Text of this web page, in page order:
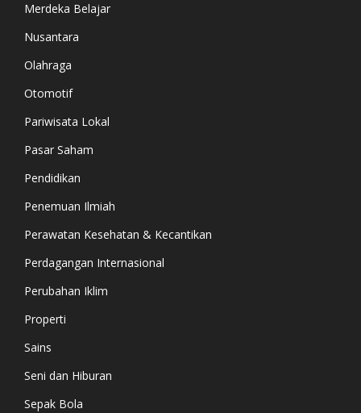
Merdeka Belajar
Nusantara
Olahraga
Otomotif
Pariwisata Lokal
Pasar Saham
Pendidikan
Penemuan Ilmiah
Perawatan Kesehatan & Kecantikan
Perdagangan Internasional
Perubahan Iklim
Properti
Sains
Seni dan Hiburan
Sepak Bola